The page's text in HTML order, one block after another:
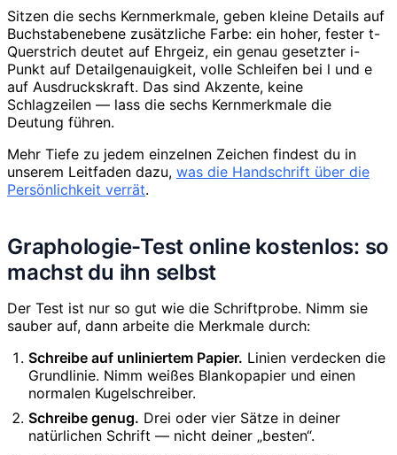
Sitzen die sechs Kernmerkmale, geben kleine Details auf
Buchstabenebene zusätzliche Farbe: ein hoher, fester t-
Querstrich deutet auf Ehrgeiz, ein genau gesetzter i-
Punkt auf Detailgenauigkeit, volle Schleifen bei l und e
auf Ausdruckskraft. Das sind Akzente, keine
Schlagzeilen — lass die sechs Kernmerkmale die
Deutung führen.
Mehr Tiefe zu jedem einzelnen Zeichen findest du in
unserem Leitfaden dazu, was die Handschrift über die
Persönlichkeit verrät.
Graphologie-Test online kostenlos: so
machst du ihn selbst
Der Test ist nur so gut wie die Schriftprobe. Nimm sie
sauber auf, dann arbeite die Merkmale durch:
Schreibe auf unliniertem Papier. Linien verdecken die
Grundlinie. Nimm weißes Blankopapier und einen
normalen Kugelschreiber.
Schreibe genug. Drei oder vier Sätze in deiner
natürlichen Schrift — nicht deiner „besten“.